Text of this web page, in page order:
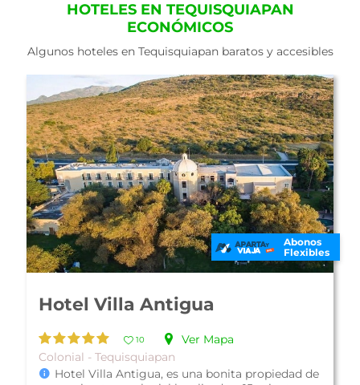
HOTELES EN TEQUISQUIAPAN
ECONÓMICOS
Algunos hoteles en Tequisquiapan baratos y accesibles
Abonos
Flexibles
Hotel La Plaza de
10
Ver Mapa
Colonial - Tequisquiapan